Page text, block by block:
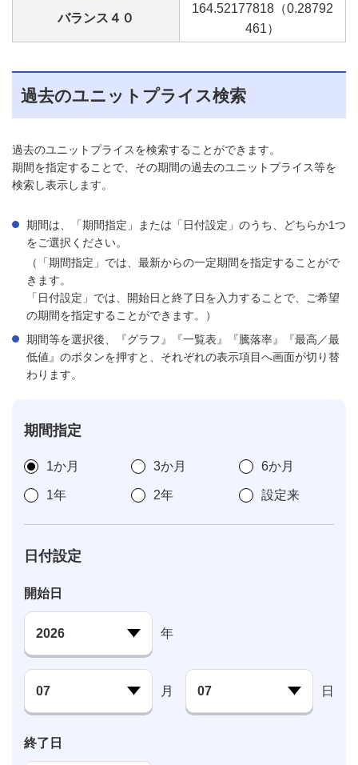
バランス４０
164.52177818 （0.28792
461）
過去のユニットプライス検索
過去のユニットプライスを検索することができます。
期間を指定することで、その期間の過去のユニットプライス等を
検索し表示します。
期間は、「期間指定」または「日付設定」のうち、どちらか1つ
をご選択ください。
（「期間指定」では、最新からの一定期間を指定することがで
きます。
「日付設定」では、開始日と終了日を入力することで、ご希望
の期間を指定することができます。）
期間等を選択後、『グラフ』『一覧表』『騰落率』『最高／最
低値』のボタンを押すと、それぞれの表示項目へ画面が切り替
わります。
期間指定
1か月 3か月 6か月
1年 2年 設定来
日付設定
開始日
年
月 日
終了日